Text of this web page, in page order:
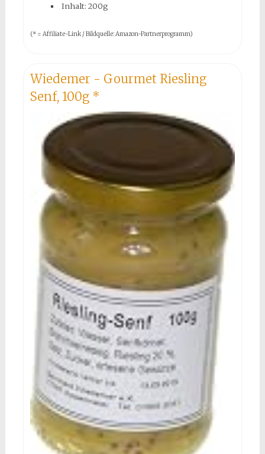
Inhalt: 200g
(* = Affiliate-Link / Bildquelle: Amazon-Partnerprogramm)
Wiedemer - Gourmet Riesling
Senf, 100g *